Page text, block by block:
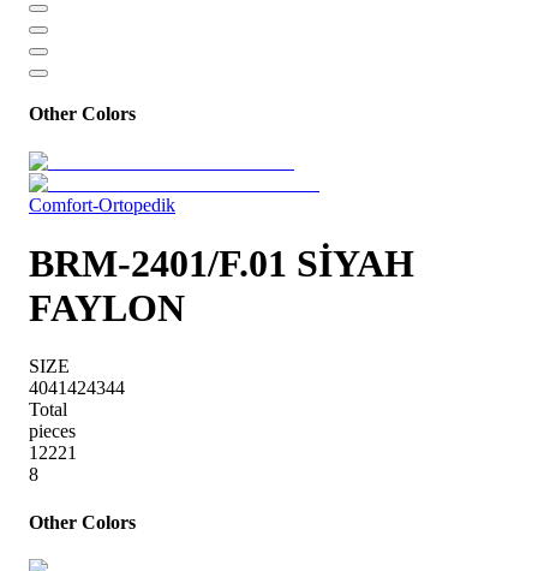
Other Colors
Comfort-Ortopedik
BRM-2401/F.01 SİYAH
FAYLON
SIZE
4041424344
Total
pieces
12221
8
Other Colors